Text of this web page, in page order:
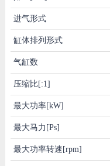
进气形式
缸体排列形式
气缸数
压缩比[:1]
最大功率[kW]
最大马力[Ps]
最大功率转速[rpm]